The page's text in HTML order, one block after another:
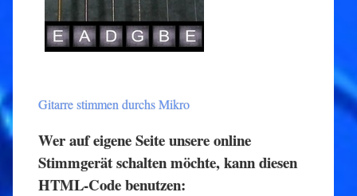
Gitarre stimmen durchs Mikro
Wer auf eigene Seite unsere online
Stimmgerät schalten möchte, kann diesen
HTML-Code benutzen: